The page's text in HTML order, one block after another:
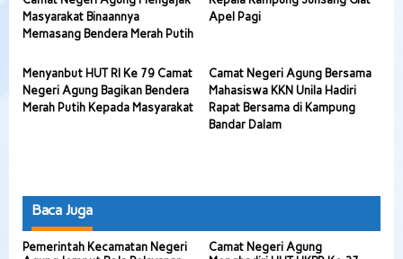
Masyarakat Binaannya
Memasang Bendera Merah Putih
Apel Pagi
Menyanbut HUT RI Ke 79 Camat
Negeri Agung Bagikan Bendera
Merah Putih Kepada Masyarakat
Camat Negeri Agung Bersama
Mahasiswa KKN Unila Hadiri
Rapat Bersama di Kampung
Bandar Dalam
Baca Juga
Pemerintah Kecamatan Negeri
Camat Negeri Agung